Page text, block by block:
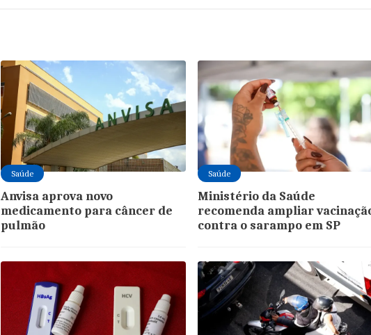
Saúde
Anvisa aprova novo
medicamento para câncer de
pulmão
Saúde
Ministério da Saúde
recomenda ampliar
contra o sarampo em SP